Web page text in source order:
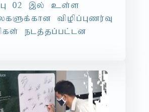
02 ,y; cs;s
tpopg;Gzu;T
elj;jg;gl;ld